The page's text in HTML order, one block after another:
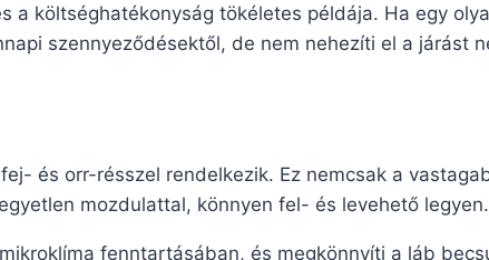
a költséghatékonyság tökéletes példája. Ha egy
szennyeződésektől, de nem nehezíti el a járást
és orr-résszel rendelkezik. Ez nemcsak a
mozdulattal, könnyen fel- és levehető legyen.
fenntartásában, és megkönnyíti a láb